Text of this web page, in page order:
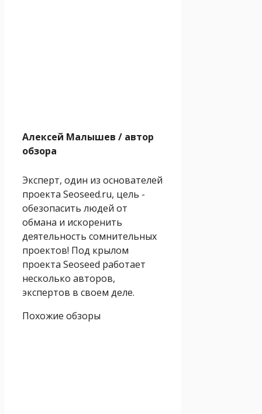
Алексей Малышев / автор
обзора
Эксперт, один из основателей
проекта Seoseed.ru, цель -
обезопасить людей от
обмана и искоренить
деятельность сомнительных
проектов! Под крылом
проекта Seoseed работает
несколько авторов,
экспертов в своем деле.
Похожие обзоры